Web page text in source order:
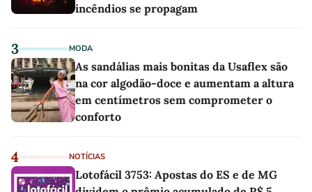
incêndios se propagam
3 MODA
As sandálias mais bonitas da Usaflex são
na cor algodão-doce e aumentam a altura
em centímetros sem comprometer o
conforto
4 NOTÍCIAS
Lotofácil 3753: Apostas do ES e de MG